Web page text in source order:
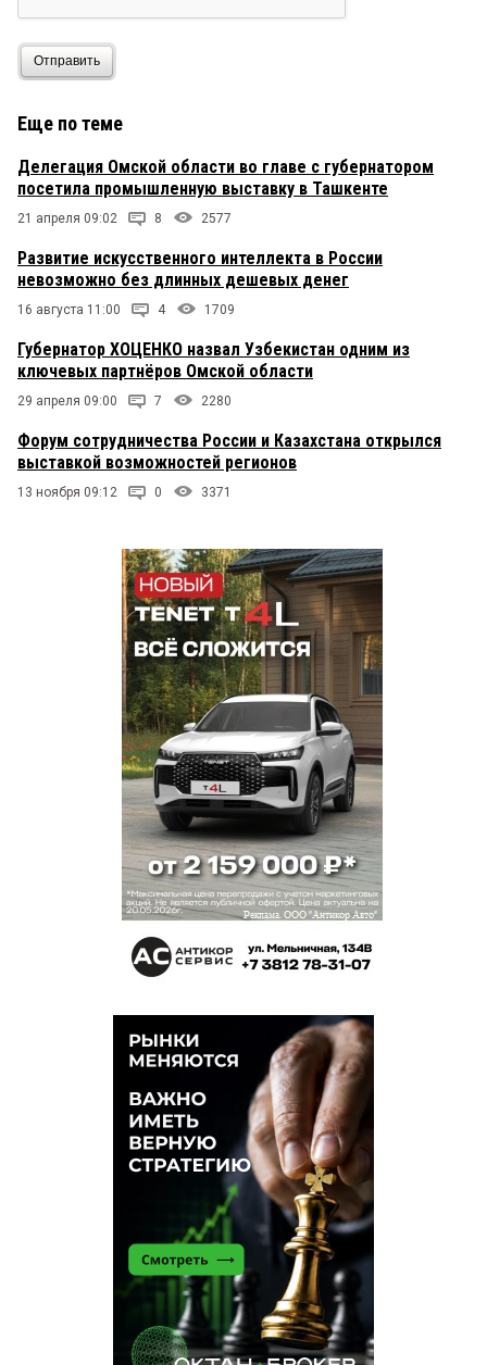
Отправить
Еще по теме
Делегация Омской области во главе с губернатором
посетила промышленную выставку в Ташкенте
21 апреля 09:02 8 2577
Развитие искусственного интеллекта в России
невозможно без длинных дешевых денег
16 августа 11:00 4 1709
Губернатор ХОЦЕНКО назвал Узбекистан одним из
ключевых партнёров Омской области
29 апреля 09:00 7 2280
Форум сотрудничества России и Казахстана открылся
выставкой возможностей регионов
13 ноября 09:12 0 3371